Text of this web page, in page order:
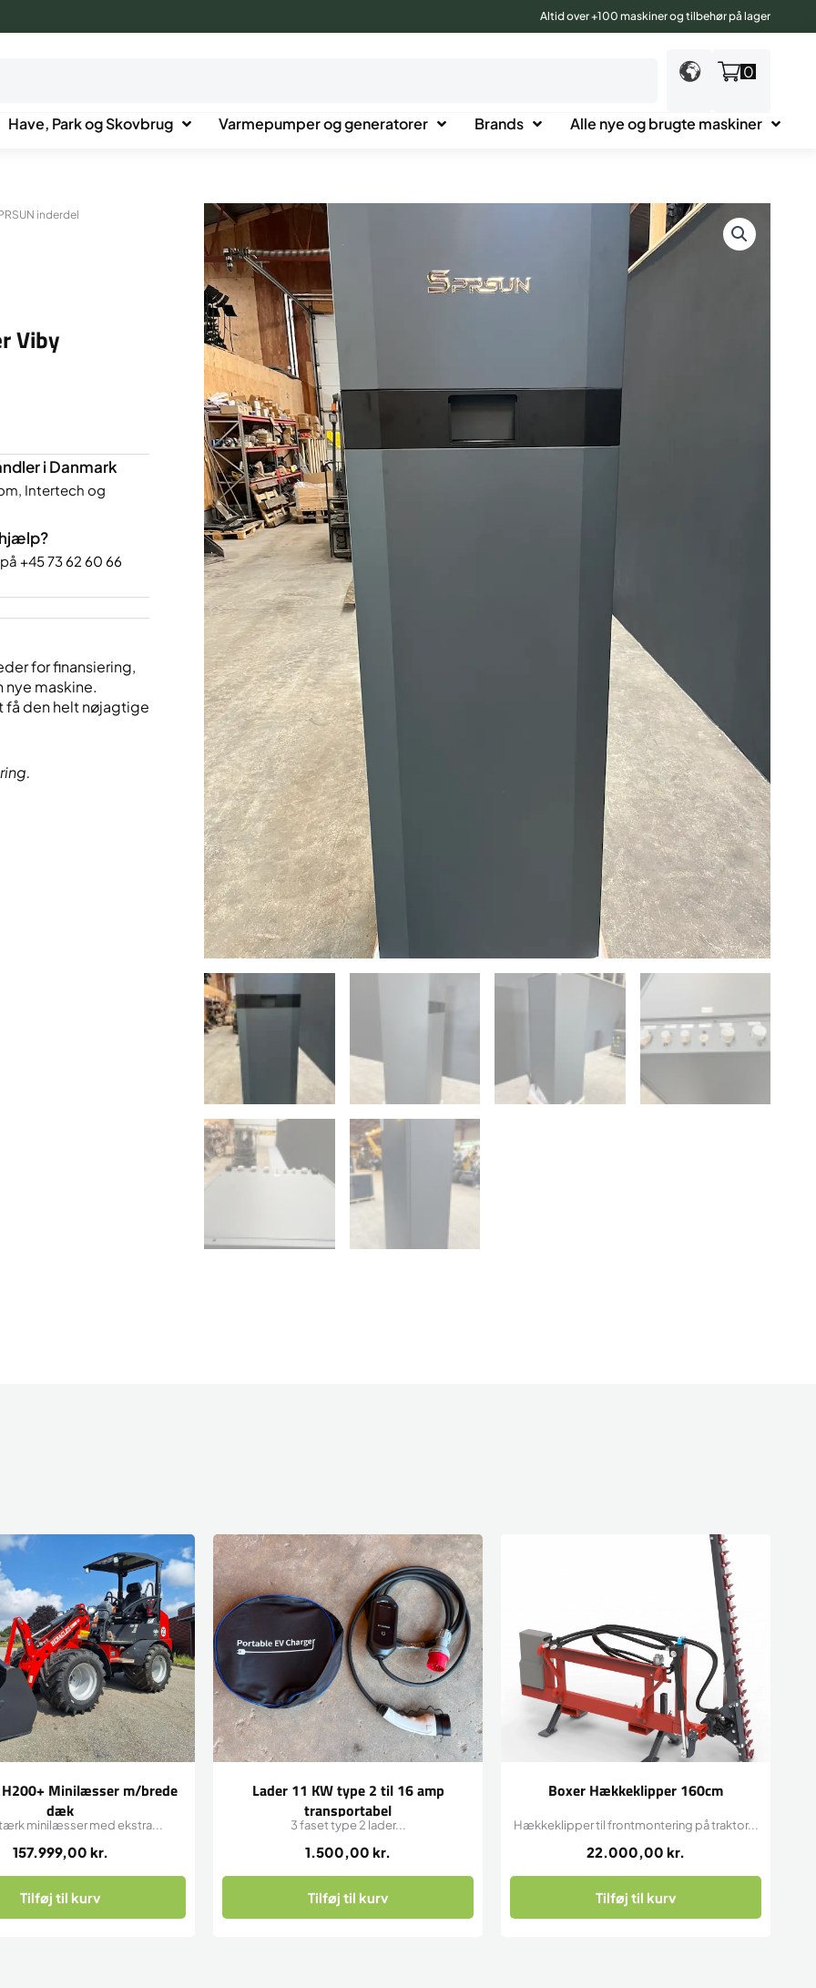
Altid over +100 maskiner og tilbehør på lager
0
Have, Park og Skovbrug Varmepumper og generatorer Brands Alle nye og brugte maskiner
inderdel
Viby
i Danmark
Intertech og
+45 73 62 60 66
for finansiering,
nye maskine.
få den helt nøjagtige
H200+ Minilæsser m/brede
dæk
157.999,00 kr.
minilæsser med ekstra...
Tilføj til kurv
Lader 11 KW type 2 til 16 amp
transportabel
1.500,00 kr.
3 faset type 2 lader...
Tilføj til kurv
Boxer Hækkeklipper 160cm
22.000,00 kr.
Hækkeklipper til frontmontering på traktor...
Tilføj til kurv